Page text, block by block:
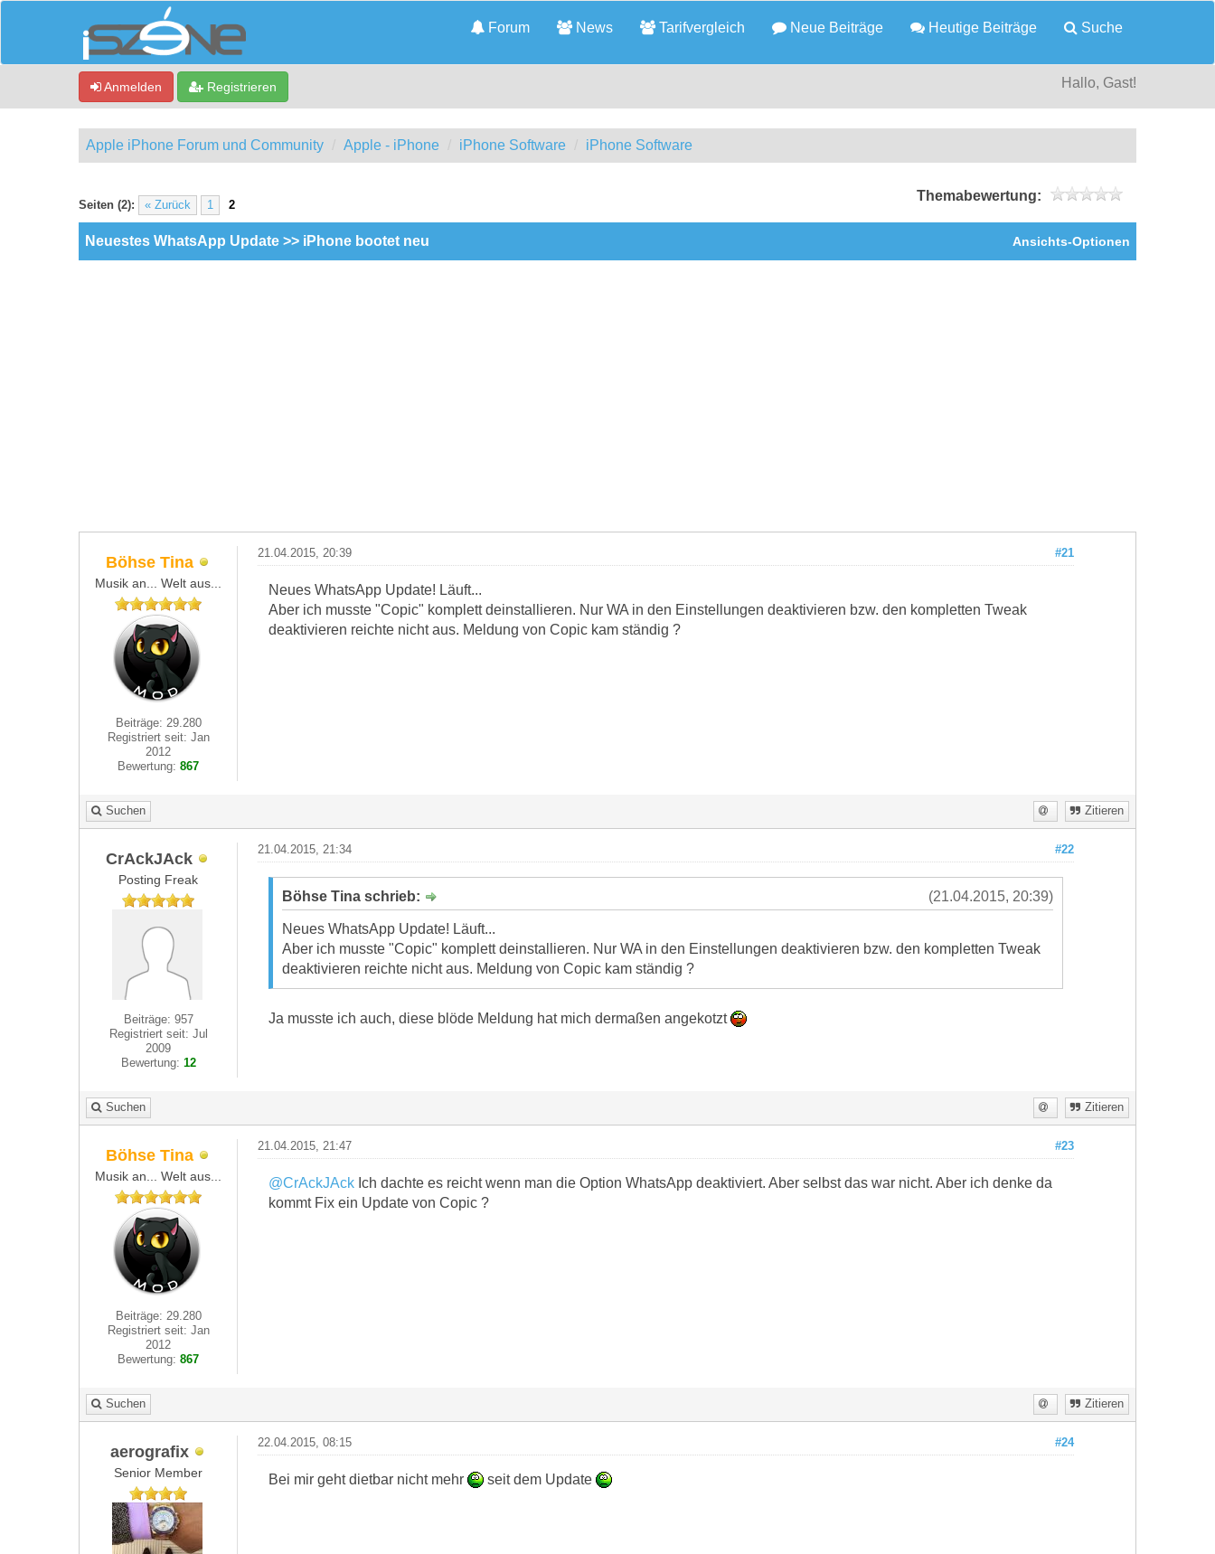
Forum News Tarifvergleich Neue Beiträge Heutige Beiträge Suche
Anmelden Registrieren Hallo, Gast!
Apple iPhone Forum und Community Apple - iPhone iPhone Software iPhone Software
Seiten (2): « Zurück 1 2
Themabewertung:
0 Bewertung(en) - 0 im Durchschnitt
1
2
3
4
5
Ansichts-Optionen
Neuestes WhatsApp Update >> iPhone bootet neu
Böhse Tina
Musik an... Welt aus...
Beiträge: 29.280
Registriert seit: Jan
2012
Bewertung:867
#21
21.04.2015, 20:39
Neues WhatsApp Update! Läuft...
Aber ich musste "Copic" komplett deinstallieren. Nur WA in den Einstellungen deaktivieren bzw. den kompletten Tweak
deaktivieren reichte nicht aus. Meldung von Copic kam ständig ?
Suchen Zitieren
CrAckJAck
Posting Freak
Beiträge: 957
Registriert seit: Jul
2009
Bewertung: 12
#22
21.04.2015, 21:34
(21.04.2015, 20:39)
Böhse Tina schrieb:
Neues WhatsApp Update! Läuft...
Aber ich musste "Copic" komplett deinstallieren. Nur WA in den Einstellungen deaktivieren bzw. den kompletten Tweak
deaktivieren reichte nicht aus. Meldung von Copic kam ständig ?
Ja musste ich auch, diese blöde Meldung hat mich dermaßen angekotzt
Suchen Zitieren
Böhse Tina
Musik an... Welt aus...
Beiträge: 29.280
Registriert seit: Jan
2012
Bewertung:867
#23
21.04.2015, 21:47
@CrAckJAckIch dachte es reicht wenn man die Option WhatsApp deaktiviert. Aber selbst das war nicht. Aber ich denke da
kommt Fix ein Update von Copic ?
Suchen Zitieren
aerografix
Senior Member
#24
22.04.2015, 08:15
Bei mir geht dietbar nicht mehr seit dem Update